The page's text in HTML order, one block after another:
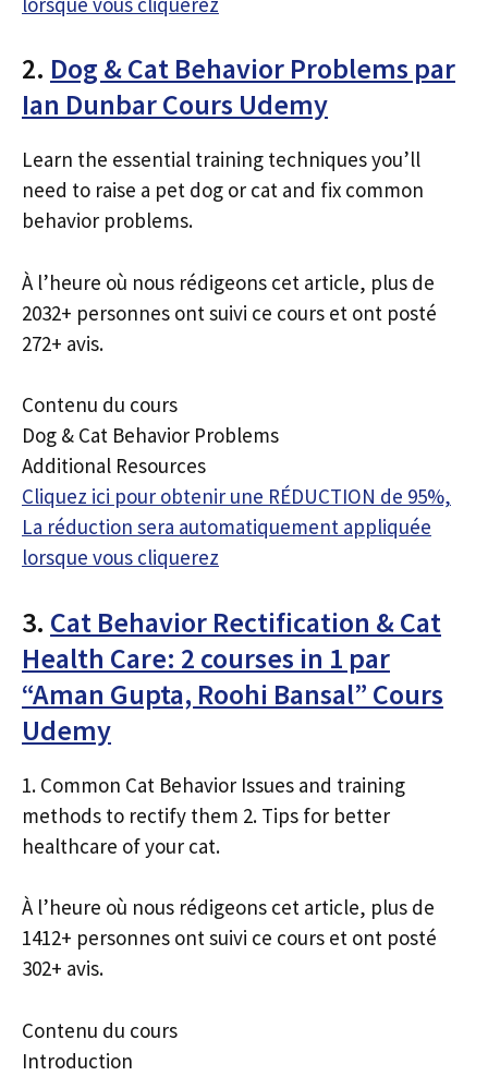
2. Dog & Cat Behavior Problems par
Ian Dunbar Cours Udemy
Learn the essential training techniques you’ll
need to raise a pet dog or cat and fix common
behavior problems.
À l’heure où nous rédigeons cet article, plus de
2032+ personnes ont suivi ce cours et ont posté
272+ avis.
Contenu du cours
Dog & Cat Behavior Problems
Additional Resources
Cliquez ici pour obtenir une RÉDUCTION de 95%,
La réduction sera automatiquement appliquée
lorsque vous cliquerez
3. Cat Behavior Rectification & Cat
Health Care: 2 courses in 1 par
“Aman Gupta, Roohi Bansal” Cours
Udemy
1. Common Cat Behavior Issues and training
methods to rectify them 2. Tips for better
healthcare of your cat.
À l’heure où nous rédigeons cet article, plus de
1412+ personnes ont suivi ce cours et ont posté
302+ avis.
Contenu du cours
Introduction